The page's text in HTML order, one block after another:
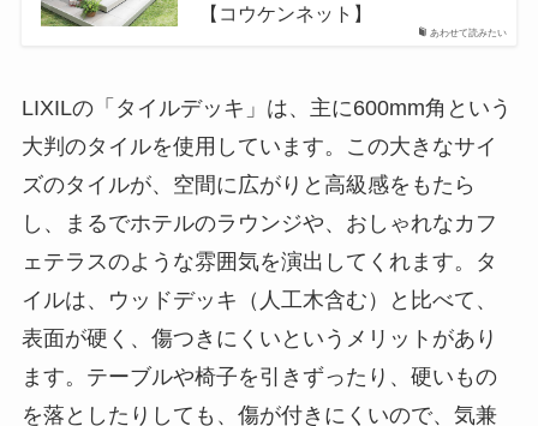
あわせて読みたい
【コウケンネット】
LIXILの「タイルデッキ」は、主に600mm角という
大判のタイルを使用しています。この大きなサイ
ズのタイルが、空間に広がりと高級感をもたら
し、まるでホテルのラウンジや、おしゃれなカフ
ェテラスのような雰囲気を演出してくれます。タ
イルは、ウッドデッキ（人工木含む）と比べて、
表面が硬く、傷つきにくいというメリットがあり
ます。テーブルや椅子を引きずったり、硬いもの
を落としたりしても、傷が付きにくいので、気兼